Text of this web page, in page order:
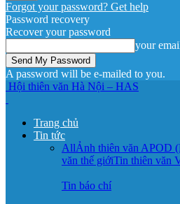
Forgot your password? Get help
Password recovery
Recover your password
your
A password will be e-mailed to you.
Hội thiên văn Hà Nội – HAS
Trang chủ
Tin tức
AllẢnh thiên văn APOD
văn thế giớiTin thiên văn
Tin báo chí